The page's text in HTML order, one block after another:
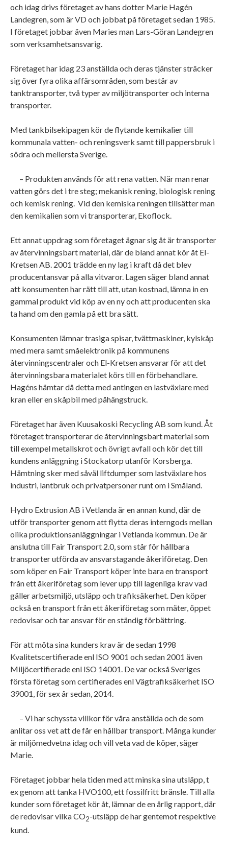
och idag drivs företaget av hans dotter Marie Hagén
Landegren, som är VD och jobbat på företaget sedan 1985.
I företaget jobbar även Maries man Lars-Göran Landegren
som verksamhetsansvarig.
Företaget har idag 23 anställda och deras tjänster sträcker
sig över fyra olika affärsområden, som består av
tanktransporter, två typer av miljötransporter och interna
transporter.
Med tankbilsekipagen kör de flytande kemikalier till
kommunala vatten- och reningsverk samt till pappersbruk i
södra och mellersta Sverige.
– Produkten används för att rena vatten. När man renar
vatten görs det i tre steg; mekanisk rening, biologisk rening
och kemisk rening. Vid den kemiska reningen tillsätter man
den kemikalien som vi transporterar, Ekoflock.
Ett annat uppdrag som företaget ägnar sig åt är transporter
av återvinningsbart material, där de bland annat kör åt El-
Kretsen AB. 2001 trädde en ny lag i kraft då det blev
producentansvar på alla vitvaror. Lagen säger bland annat
att konsumenten har rätt till att, utan kostnad, lämna in en
gammal produkt vid köp av en ny och att producenten ska
ta hand om den gamla på ett bra sätt.
Konsumenten lämnar trasiga spisar, tvättmaskiner, kylskåp
med mera samt småelektronik på kommunens
återvinningscentraler och El-Kretsen ansvarar för att det
återvinningsbara materialet körs till en förbehandlare.
Hagéns hämtar då detta med antingen en lastväxlare med
kran eller en skåpbil med påhängstruck.
Företaget har även Kuusakoski Recycling AB som kund. Åt
företaget transporterar de återvinningsbart material som
till exempel metallskrot och övrigt avfall och kör det till
kundens anläggning i Stockatorp utanför Korsberga.
Hämtning sker med såväl liftdumper som lastväxlare hos
industri, lantbruk och privatpersoner runt om i Småland.
Hydro Extrusion AB i Vetlanda är en annan kund, där de
utför transporter genom att flytta deras interngods mellan
olika produktionsanläggningar i Vetlanda kommun. De är
anslutna till Fair Transport 2.0, som står för hållbara
transporter utförda av ansvarstagande åkeriföretag. Den
som köper en Fair Transport köper inte bara en transport
från ett åkeriföretag som lever upp till lagenliga krav vad
gäller arbetsmiljö, utsläpp och trafiksäkerhet. Den köper
också en transport från ett åkeriföretag som mäter, öppet
redovisar och tar ansvar för en ständig förbättring.
För att möta sina kunders krav är de sedan 1998
Kvalitetscertifierade enl ISO 9001 och sedan 2001 även
Miljöcertifierade enl ISO 14001. De var också Sveriges
första företag som certifierades enl Vägtrafiksäkerhet ISO
39001, för sex år sedan, 2014.
– Vi har schyssta villkor för våra anställda och de som
anlitar oss vet att de får en hållbar transport. Många kunder
är miljömedvetna idag och vill veta vad de köper, säger
Marie.
Företaget jobbar hela tiden med att minska sina utsläpp, t
ex genom att tanka HVO100, ett fossilfritt bränsle. Till alla
kunder som företaget kör åt, lämnar de en årlig rapport, där
de redovisar vilka CO2-utsläpp de har gentemot respektive
kund.